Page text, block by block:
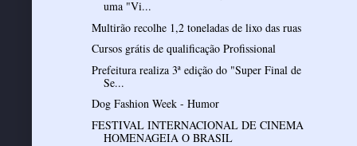
uma "Vi...
Multirão recolhe 1,2 toneladas de lixo das ruas
Cursos grátis de qualificação Profissional
Prefeitura realiza 3ª edição do "Super Final de
Se...
Dog Fashion Week - Humor
FESTIVAL INTERNACIONAL DE CINEMA
HOMENAGEIA O BRASIL